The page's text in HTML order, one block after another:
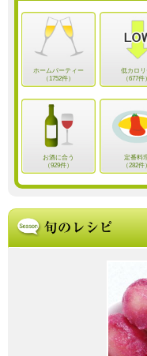
ホームパーティー
（1752件）
低カロリ
（677件）
お酒に合う
（929件）
定番料
（282件）